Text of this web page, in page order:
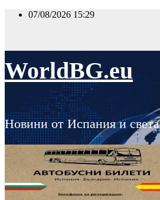
Skip
07/08/2026 15:29
WorldBG.eu
Новини от Испания и света